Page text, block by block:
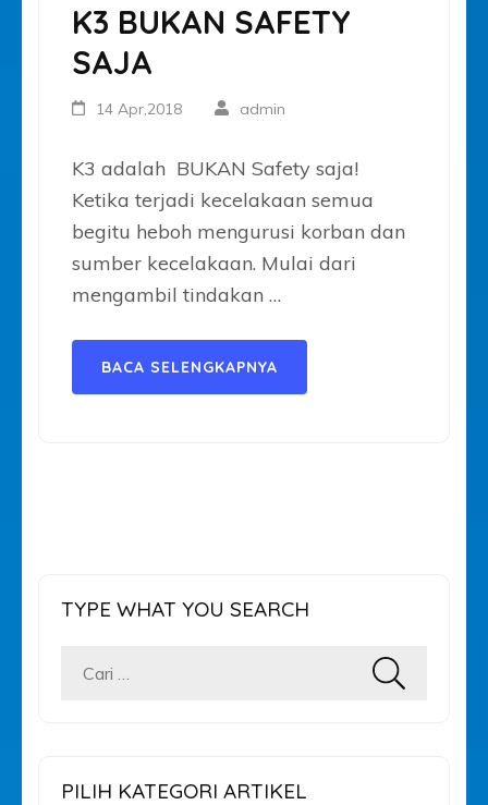
K3 BUKAN SAFETY
SAJA
14 Apr,2018 admin
K3 adalah BUKAN Safety saja!
Ketika terjadi kecelakaan semua
begitu heboh mengurusi korban dan
sumber kecelakaan. Mulai dari
mengambil tindakan …
BACA SELENGKAPNYA
TYPE WHAT YOU SEARCH
Cari
PILIH KATEGORI ARTIKEL